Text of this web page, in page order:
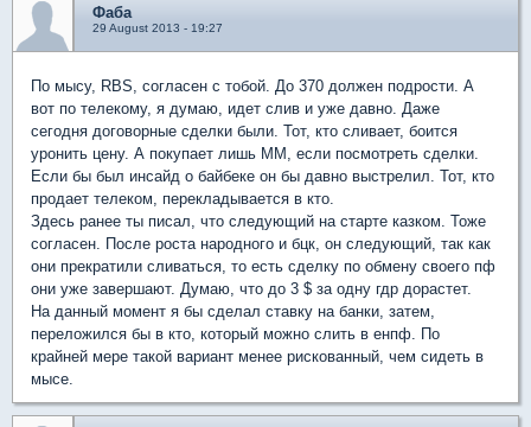
Фаба
29 August 2013 - 19:27
По мысу, RBS, согласен с тобой. До 370 должен подрости. А
вот по телекому, я думаю, идет слив и уже давно. Даже
сегодня договорные сделки были. Тот, кто сливает, боится
уронить цену. А покупает лишь ММ, если посмотреть сделки.
Если бы был инсайд о байбеке он бы давно выстрелил. Тот, кто
продает телеком, перекладывается в кто.
Здесь ранее ты писал, что следующий на старте казком. Тоже
согласен. После роста народного и бцк, он следующий, так как
они прекратили сливаться, то есть сделку по обмену своего пф
они уже завершают. Думаю, что до 3 $ за одну гдр дорастет.
На данный момент я бы сделал ставку на банки, затем,
переложился бы в кто, который можно слить в енпф. По
крайней мере такой вариант менее рискованный, чем сидеть в
мысе.